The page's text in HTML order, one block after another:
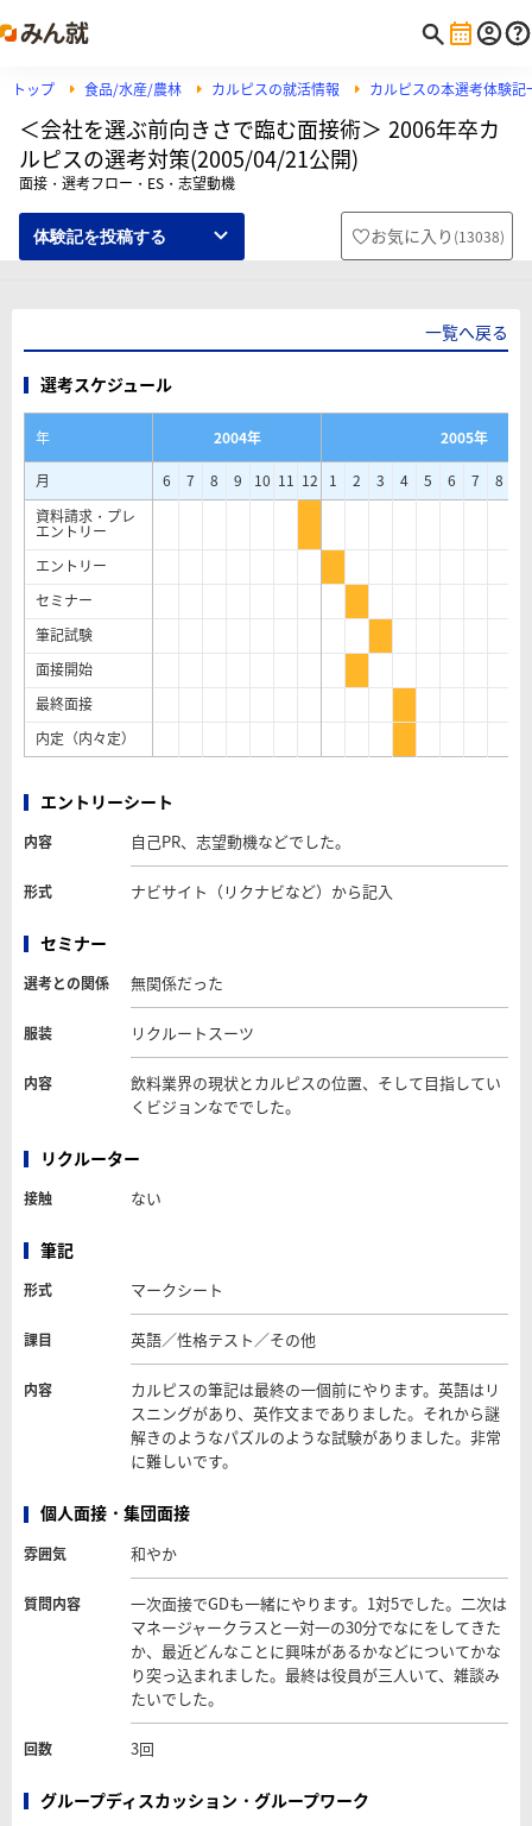
トップ 食品/水産/農林 カルピスの就活情報 カルピスの本選考体験記
＜会社を選ぶ前向きさで臨む面接術＞ 2006年卒カ
ルピスの選考対策(2005/04/21公開)
面接・選考フロー・ES・志望動機
体験記を投稿する お気に入り (13038)
一覧へ戻る
選考スケジュール
年 2004年
2005年
月
6 7 8 9 10 11 12 1 2 3 4 5 6 7 8
資料請求・プレ
エントリー
エントリー
セミナー
筆記試験
面接開始
最終面接
内定（内々定）
エントリーシート
内容 自己PR、志望動機などでした。
形式 ナビサイト（リクナビなど）から記入
セミナー
選考との関係 無関係だった
服装 リクルートスーツ
内容
飲料業界の現状とカルピスの位置、そして目指してい
くビジョンなででした。
リクルーター
接触 ない
筆記
形式 マークシート
課目 英語／性格テスト／その他
内容
カルピスの筆記は最終の一個前にやります。英語はリ
スニングがあり、英作文までありました。それから謎
解きのようなパズルのような試験がありました。非常
に難しいです。
個人面接・集団面接
雰囲気 和やか
質問内容
一次面接でGDも一緒にやります。1対5でした。二次は
マネージャークラスと一対一の30分でなにをしてきた
か、最近どんなことに興味があるかなどについてかな
り突っ込まれました。最終は役員が三人いて、雑談み
たいでした。
回数 3回
グループディスカッション・グループワーク